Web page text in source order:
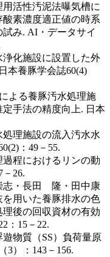
活性汚泥法曝気槽に
素濃度適正値の時系
み. AI・データサイ
浄化施設に設置した外
本養豚学会誌60(4)
よる養豚汚水処理施
手法の精度向上. 日本
処理施設の流入汚水水
：49－55.
過程におけるリンの動
26.
志・長田 隆・田中康
を用いた養豚排水の色
後の回収資材の有効
：15－22.
物質（SS）負荷量原
3）：143－156.